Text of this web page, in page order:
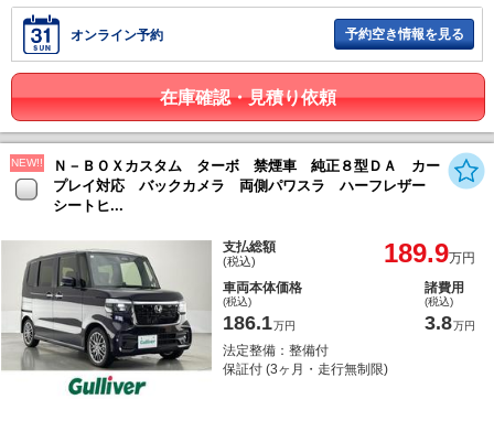
オンライン予約 予約空き情報を見る
在庫確認・見積り依頼
NEW!!
Ｎ－ＢＯＸカスタム ターボ 禁煙車 純正８型ＤＡ カー
プレイ対応 バックカメラ 両側パワスラ ハーフレザー
シートヒ...
支払総額
(税込) 189.9万円
車両本体価格
(税込)
186.1万円
諸費用
(税込)
3.8万円
法定整備：整備付
保証付 (3ヶ月・走行無制限)